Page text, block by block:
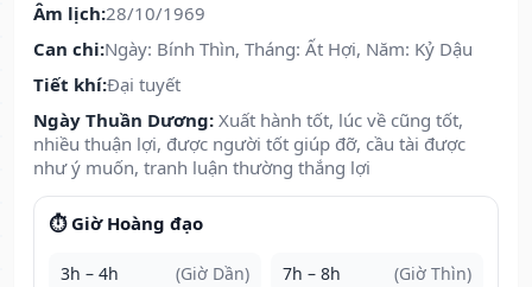
Âm lịch:28/10/1969
Can chi:Ngày: Bính Thìn, Tháng: Ất Hợi, Năm: Kỷ Dậu
Tiết khí:Đại tuyết
Ngày Thuần Dương: Xuất hành tốt, lúc về cũng tốt,
nhiều thuận lợi, được người tốt giúp đỡ, cầu tài được
như ý muốn, tranh luận thường thắng lợi
⏱️ Giờ Hoàng đạo
3h – 4h (Giờ Dần) 7h – 8h (Giờ Thìn)